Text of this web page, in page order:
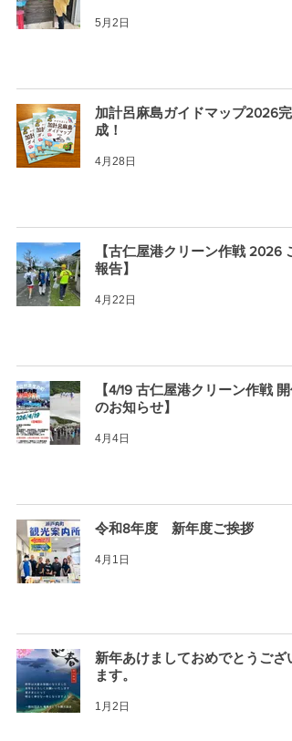
5月2日
加計呂麻島ガイドマップ2026完
成！
4月28日
【古仁屋港クリーン作戦 2026 ご
報告】
4月22日
【4/19 古仁屋港クリーン作戦 開
のお知らせ】
4月4日
令和8年度 新年度ご挨拶
4月1日
新年あけましておめでとうござい
ます。
1月2日